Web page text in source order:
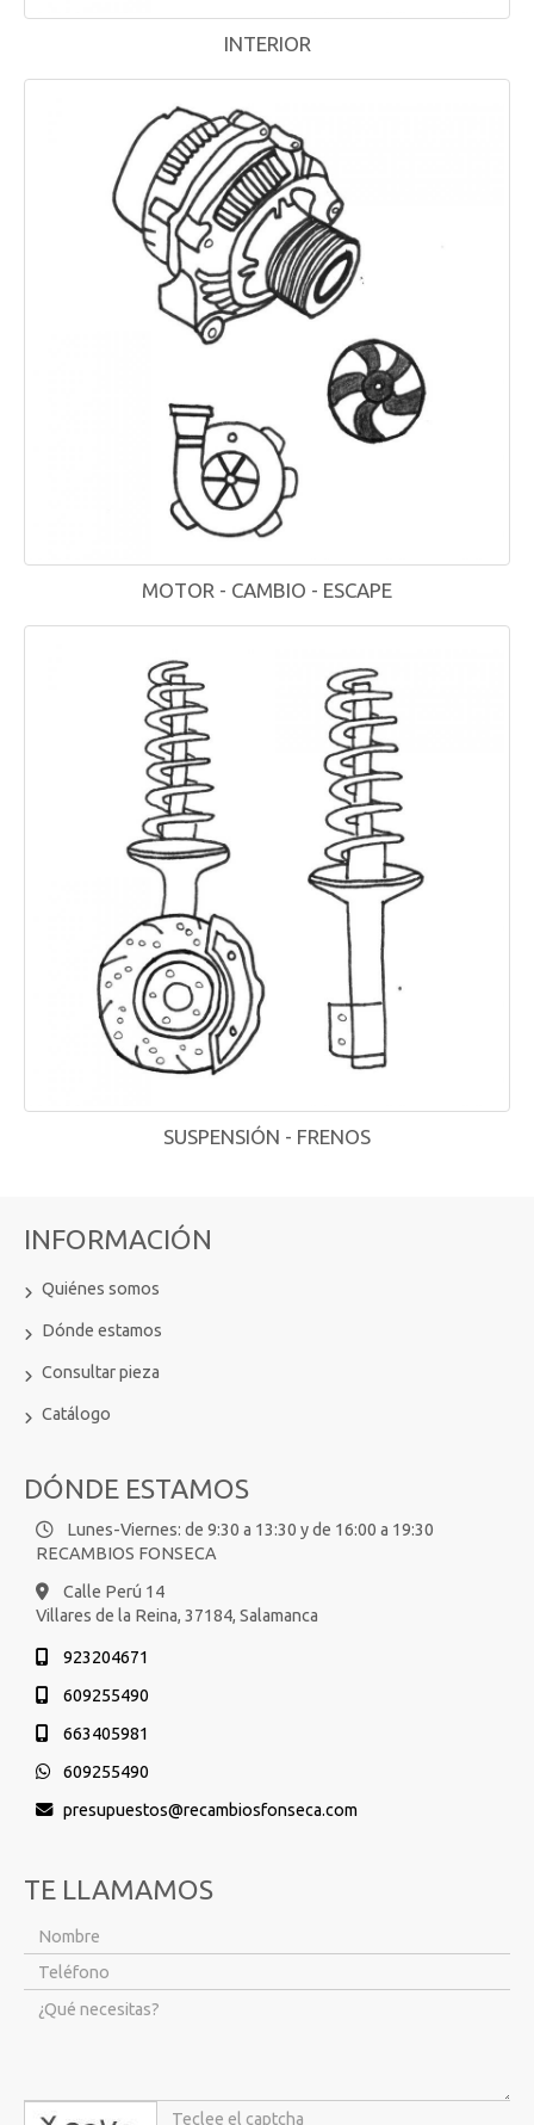
INTERIOR
MOTOR - CAMBIO - ESCAPE
SUSPENSIÓN - FRENOS
INFORMACIÓN
Quiénes somos
Dónde estamos
Consultar pieza
Catálogo
DÓNDE ESTAMOS
Lunes-Viernes: de 9:30 a 13:30 y de 16:00 a 19:30
RECAMBIOS FONSECA
Calle Perú 14
Villares de la Reina, 37184, Salamanca
923204671
609255490
663405981
609255490
presupuestos
recambiosfonseca.com
TE LLAMAMOS
captcha